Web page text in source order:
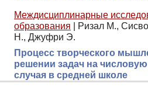
Междисциплинарные
образования
Ризал М.,
Н., Джуфри Э.
Процесс творческого
решении задач на
случая в средней школе